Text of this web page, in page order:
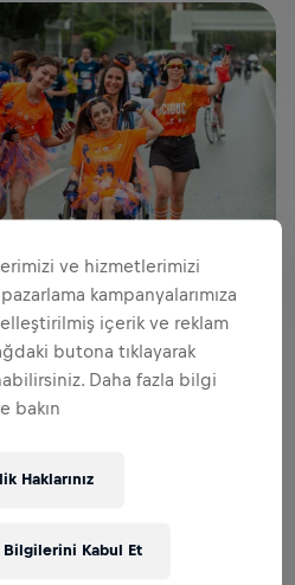
1.103.276
doluydu.
desteklediği bir klinik
ve hizmetlerimizi
kampanyalarımıza
içerik ve reklam
butona tıklayarak
Daha fazla bilgi
bakın
Haklarınız
Bilgilerini Kabul Et